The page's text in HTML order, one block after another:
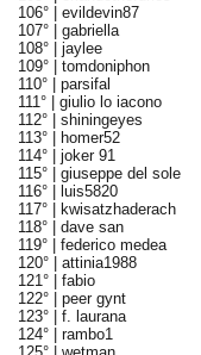
106° | evildevin87
107° | gabriella
108° | jaylee
109° | tomdoniphon
110° | parsifal
111° | giulio lo iacono
112° | shiningeyes
113° |
homer52
114° | joker 91
115° | giuseppe del sole
116° |
luis5820
117° |
kwisatzhaderach
118° | dave san
119° | federico medea
120° | attinia1988
121° | fabio
122° | peer gynt
123° | f. laurana
124° | rambo1